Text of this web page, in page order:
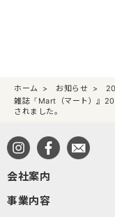
ホーム お知らせ
雑誌『Mart（マート）』
されました。
会社案内
事業内容